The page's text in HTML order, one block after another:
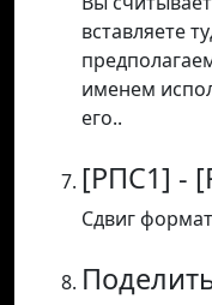
вставляете
именем
его..
[РПС1] -
Сдвиг